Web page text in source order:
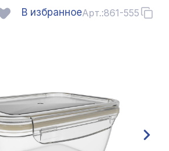
В избранноеАрт.:861-555